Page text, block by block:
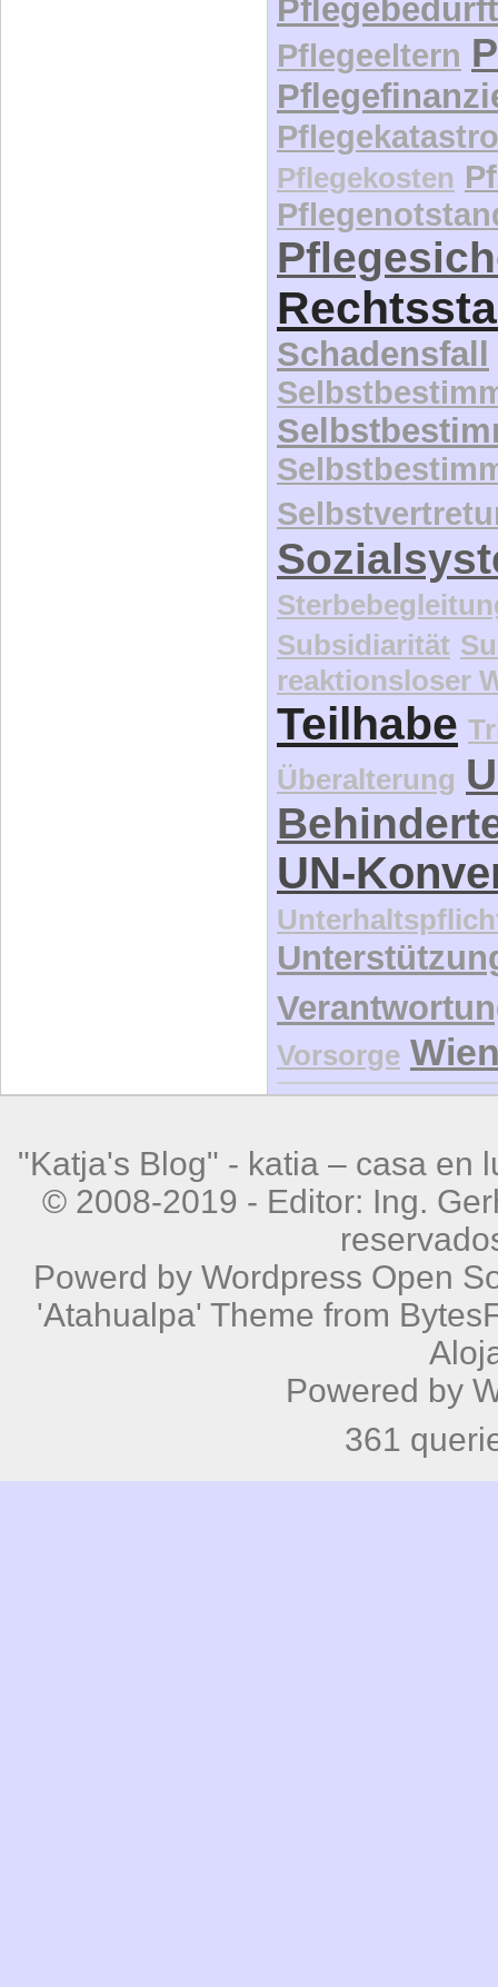
Pflegeeltern
Pflegekosten
Schadensfall
Subsidiarität
reaktionsloser
Teilhabe
Überalterung
UN-
Vorsorge
"Katja's Blog" - katia – casa en
© 2008-2019 - Editor: Ing.
Powerd by Wordpress Open
'Atahualpa' Theme from
Powered by
361